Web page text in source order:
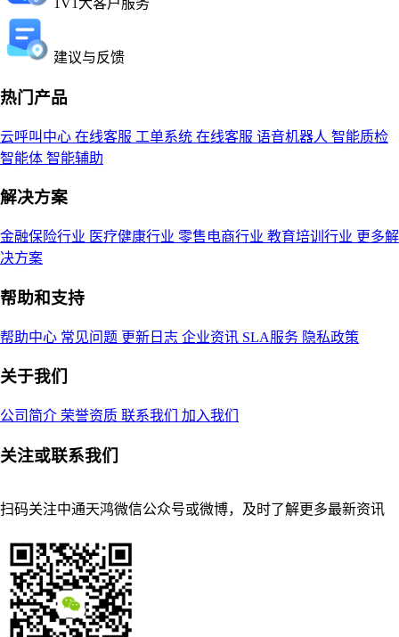
1V1大客户服务
建议与反馈
热门产品
云呼叫中心 在线客服 工单系统 在线客服 语音机器人 智能质检
智能体 智能辅助
解决方案
金融保险行业 医疗健康行业 零售电商行业 教育培训行业 更多解
决方案
帮助和支持
帮助中心 常见问题 更新日志 企业资讯 SLA服务 隐私政策
关于我们
公司简介 荣誉资质 联系我们 加入我们
关注或联系我们
扫码关注中通天鸿微信公众号或微博，及时了解更多最新资讯